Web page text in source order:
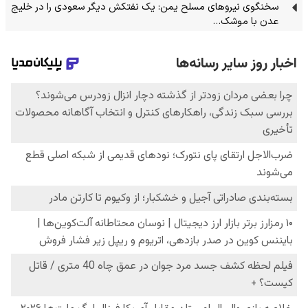
سخنگوی نیرو‌های مسلح یمن: یک نفتکش دیگر سعودی را در خلیج
عدن با موشک…